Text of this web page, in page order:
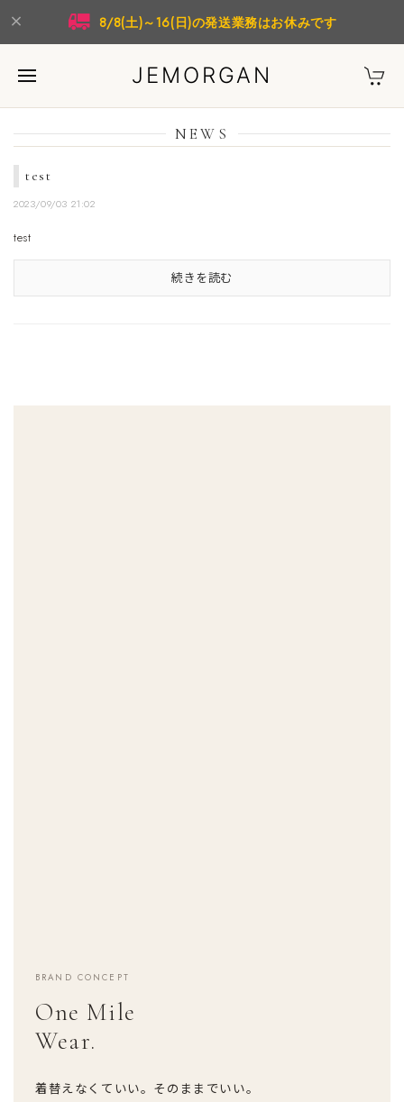
8/8(土)～16(日)の発送業務はお休みです
JEMORGAN
NEWS
test
2023/09/03 21:02
test
続きを読む
BRAND CONCEPT
One Mile
Wear.
着替えなくていい。そのままでいい。